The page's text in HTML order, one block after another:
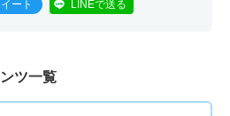
ート LINEで送る
ツ一覧